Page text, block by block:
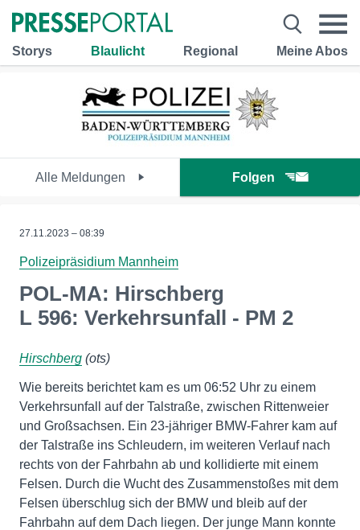
Storys Blaulicht Regional Meine Abos
Alle Meldungen Folgen
27.11.2023 – 08:39
Polizeipräsidium Mannheim
POL-MA: Hirschberg
L 596: Verkehrsunfall - PM 2
Hirschberg (ots)
Wie bereits berichtet kam es um 06:52 Uhr zu einem
Verkehrsunfall auf der Talstraße, zwischen Rittenweier
und Großsachsen. Ein 23-jähriger BMW-Fahrer kam auf
der Talstraße ins Schleudern, im weiteren Verlauf nach
rechts von der Fahrbahn ab und kollidierte mit einem
Felsen. Durch die Wucht des Zusammenstoßes mit dem
Felsen überschlug sich der BMW und bleib auf der
Fahrbahn auf dem Dach liegen. Der junge Mann konnte